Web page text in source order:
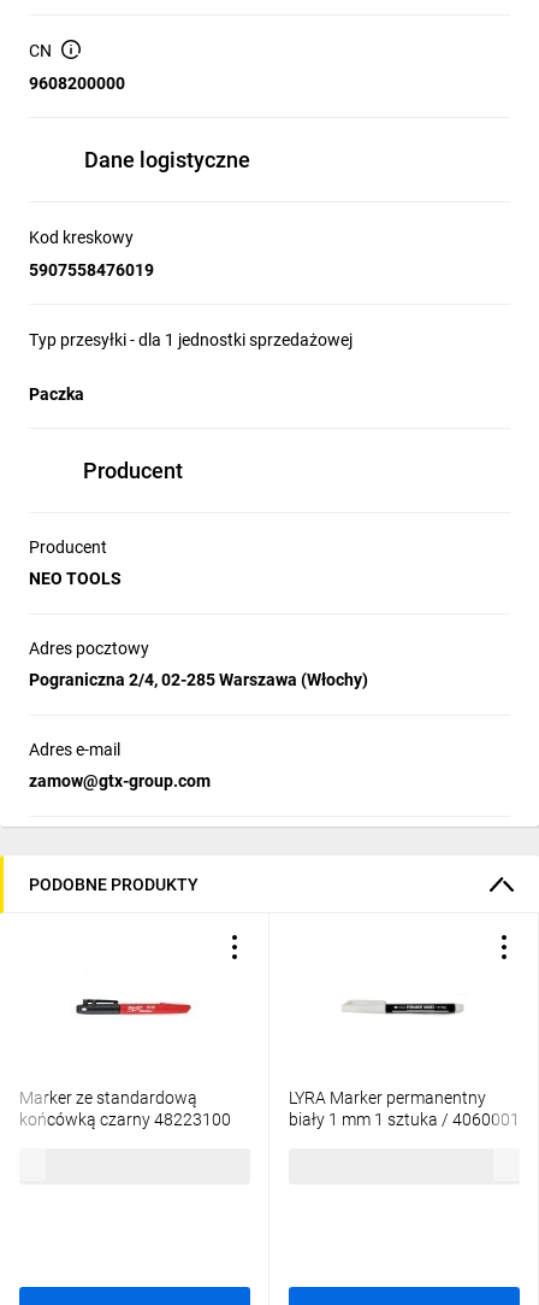
CN
9608200000
Dane logistyczne
Kod kreskowy
5907558476019
Typ przesyłki - dla 1 jednostki sprzedażowej
Paczka
Producent
Producent
NEO TOOLS
Adres pocztowy
Pograniczna 2/4, 02-285 Warszawa (Włochy)
Adres e-mail
zamow@gtx-group.com
PODOBNE PRODUKTY
Marker ze standardową
końcówką czarny 48223100
LYRA Marker permanentny
biały 1 mm 1 sztuka / 4060001